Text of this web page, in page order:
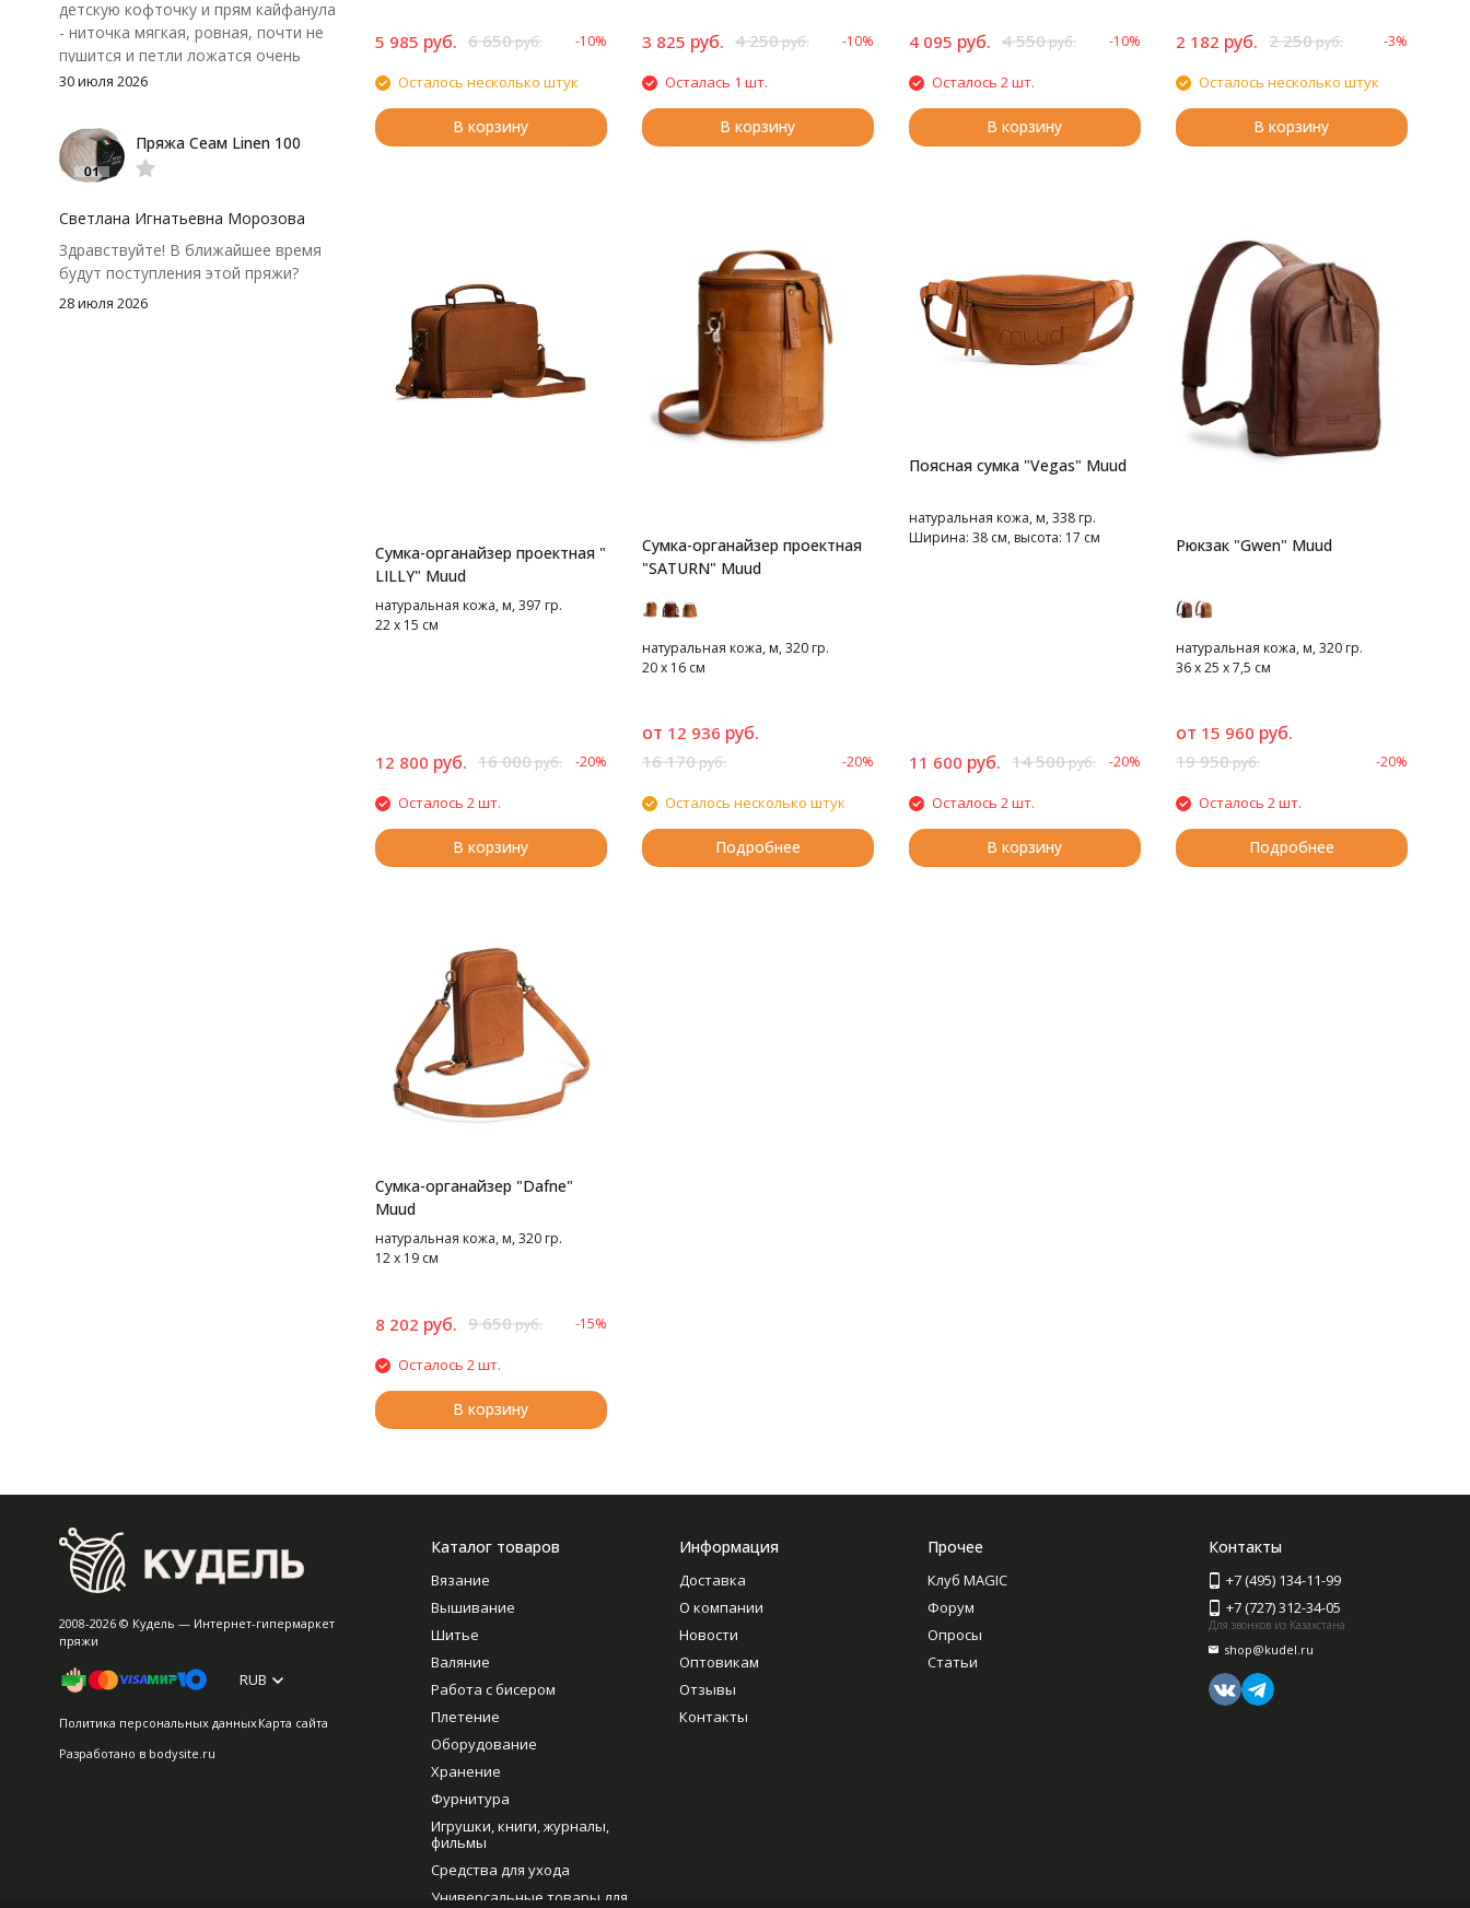
5 985 руб. 6 650руб. -10%
Осталось несколько штук
В корзину
3 825 руб. 4 250руб. -10%
Осталась 1 шт.
В корзину
4 095 руб. 4 550руб. -10%
Осталось 2 шт.
В корзину
2 182 руб. 2 250руб. -3%
Осталось несколько штук
В корзину
Сумка-органайзер проектная "
LILLY" Muud
натуральная кожа, м, 397 гр.
22 х 15 см
12 800 руб. 16 000руб. -20%
Осталось 2 шт.
В корзину
Сумка-органайзер проектная
"SATURN" Muud
натуральная кожа, м, 320 гр.
20 х 16 см
от 12 936 руб.
16 170руб. -20%
Осталось несколько штук
Подробнее
Поясная сумка "Vegas" Muud
натуральная кожа, м, 338 гр.
Ширина: 38 см, высота: 17 см
11 600 руб. 14 500руб. -20%
Осталось 2 шт.
В корзину
Рюкзак "Gwen" Muud
натуральная кожа, м, 320 гр.
36 х 25 х 7,5 см
от 15 960 руб.
19 950руб. -20%
Осталось 2 шт.
Подробнее
Сумка-органайзер "Dafne"
Muud
натуральная кожа, м, 320 гр.
12 х 19 см
8 202 руб. 9 650руб. -15%
Осталось 2 шт.
В корзину
детскую кофточку и прям кайфанула
- ниточка мягкая, ровная, почти не
пушится и петли ложатся очень
аккуратно. После стирки полотно
потеряло, цвет тоже не стал
тусклее. Единственный нюанс -
моточки маленькие, расход лучше
чуть-чуть не хватило))
30 июля 2026
Пряжа Сеам Linen 100
Светлана Игнатьевна Морозова
Здравствуйте! В ближайшее время
будут поступления этой пряжи?
28 июля 2026
2008-2026 © Кудель — Интернет-гипермаркет
пряжи
RUB
Политика персональных данныхКарта сайта
Разработано в bodysite.ru
Каталог товаров
Вязание
Вышивание
Шитье
Валяние
Работа с бисером
Плетение
Оборудование
Хранение
Фурнитура
Игрушки, книги, журналы,
фильмы
Средства для ухода
Универсальные товары для
Информация
Доставка
О компании
Новости
Оптовикам
Отзывы
Контакты
Прочее
Клуб MAGIC
Форум
Опросы
Статьи
Контакты
+7 (495) 134-11-99
+7 (727) 312-34-05
Для звонков из Казахстана
shop@kudel.ru